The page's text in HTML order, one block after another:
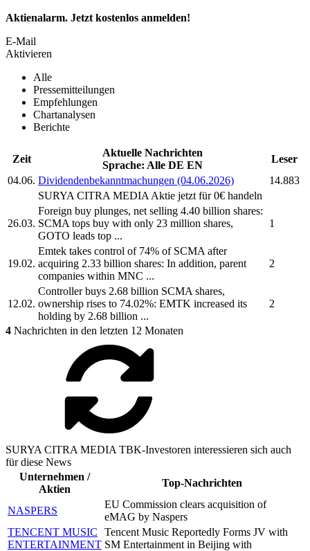
Aktienalarm. Jetzt kostenlos anmelden!
E-Mail
Aktivieren
Alle
Pressemitteilungen
Empfehlungen
Chartanalysen
Berichte
Zeit
Aktuelle Nachrichten
Sprache: Alle DE EN
Leser
04.06. Dividendenbekanntmachungen (04.06.2026)
14.883
SURYA CITRA MEDIA Aktie jetzt für 0€ handeln
26.03.
Foreign buy plunges, net selling 4.40 billion shares:
SCMA tops buy with only 23 million shares,
GOTO leads top ...
1
19.02.
Emtek takes control of 74% ofSCMA after
acquiring 2.33 billion shares: In addition, parent
companies within MNC ...
2
12.02.
Controller buys 2.68 billion SCMA shares,
ownership rises to 74.02%: EMTK increased its
holding by 2.68 billion ...
2
4 Nachrichten in den letzten 12 Monaten
SURYA CITRA MEDIA TBK-Investoren interessieren sich auch
für diese News
Unternehmen /
Aktien
Top-Nachrichten
NASPERS
EU Commission clears acquisition of
eMAG by Naspers
TENCENT MUSIC
ENTERTAINMENT
Tencent Music Reportedly Forms JV with
SM Entertainment in Beijing with